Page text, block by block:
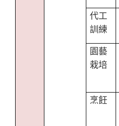
代工
訓練
園藝
栽培
烹飪